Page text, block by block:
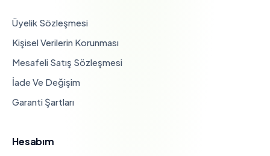
Üyelik Sözleşmesi
Kişisel Verilerin Korunması
Mesafeli Satış Sözleşmesi
İade Ve Değişim
Garanti Şartları
Hesabım